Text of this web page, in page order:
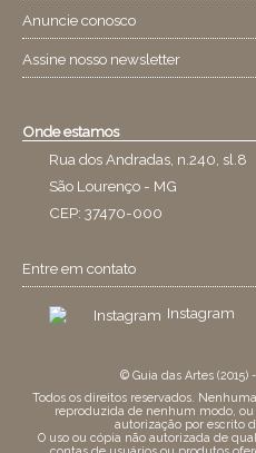
Anuncie conosco
Assine nosso newsletter
Onde estamos
Rua dos Andradas, n.240, sl.8
São Lourenço - MG
CEP: 37470-000
Entre em contato
Instagram
© Guia das Artes
Todos os direitos reservados.
reproduzida de nenhum modo,
autorização por escrito
O uso ou cópia não autorizada de
contas de usuários ou produtos